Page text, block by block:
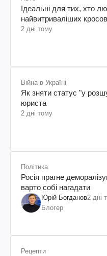
Ідеальні для тих, хто
найвитриваліших
2 дні тому
Війна в Україні
Як зняти статус "у
юриста
2 дні тому
Політика
Росія прагне
варто собі нагадати
Юрій Богданов2 дні
Блогер
Рецепти